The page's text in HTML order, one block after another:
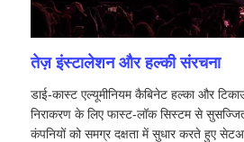
कारखाने का दौरा
गुणवत्ता नियंत्रण
हमसे संपर्क करें
तेज़ इंस्टालेशन और हल्की संरचना
डाई-कास्ट एल्यूमीनियम कैबिनेट हल्का और
निराकरण के लिए फास्ट-लॉक सिस्टम से
कंपनियों को समग्र दक्षता में सुधार करते हुए